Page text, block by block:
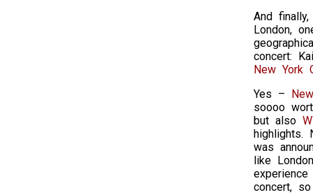
And
London,
concert:
New York
Yes –
soooo
but also
was
like
concert,